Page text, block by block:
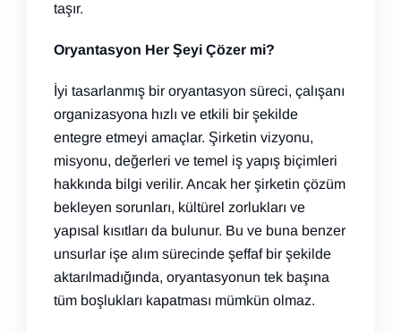
taşır.
Oryantasyon Her Şeyi Çözer mi?
İyi tasarlanmış bir oryantasyon süreci, çalışanı
organizasyona hızlı ve etkili bir şekilde
entegre etmeyi amaçlar. Şirketin vizyonu,
misyonu, değerleri ve temel iş yapış biçimleri
hakkında bilgi verilir. Ancak her şirketin çözüm
bekleyen sorunları, kültürel zorlukları ve
yapısal kısıtları da bulunur. Bu ve buna benzer
unsurlar işe alım sürecinde şeffaf bir şekilde
aktarılmadığında, oryantasyonun tek başına
tüm boşlukları kapatması mümkün olmaz.